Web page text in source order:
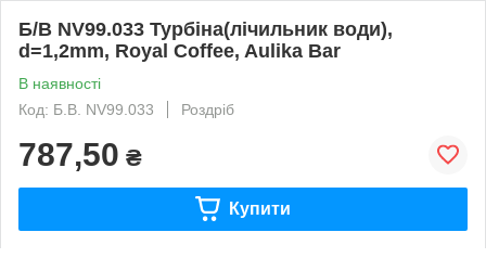
Б/В NV99.033 Турбіна(лічильник води),
d=1,2mm, Royal Coffee, Aulika Bar
В наявності
Код: Б.В. NV99.033
Роздріб
787,50 ₴
Купити